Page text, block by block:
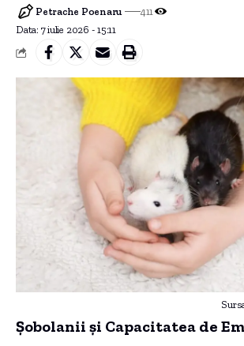
Data: 7 iulie 2026 - 15:11
Petrache Poenaru 411
Șobolanii și Capacitatea de